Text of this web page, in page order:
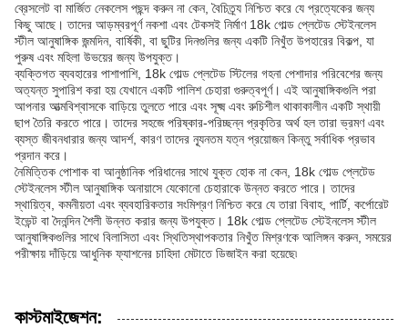
ব্রেসলেট বা মার্জিত নেকলেস পছন্দ করুন না কেন, বৈচিত্র্য নিশ্চিত করে যে প্রত্যেকের জন্য
কিছু আছে। তাদের আড়ম্বরপূর্ণ নকশা এবং টেকসই নির্মাণ 18k গোল্ড প্লেটেড স্টেইনলেস
স্টীল আনুষাঙ্গিক জন্মদিন, বার্ষিকী, বা ছুটির দিনগুলির জন্য একটি নিখুঁত উপহারের বিকল্প, যা
পুরুষ এবং মহিলা উভয়ের জন্য উপযুক্ত।
ব্যক্তিগত ব্যবহারের পাশাপাশি, 18k গোল্ড প্লেটেড স্টিলের গহনা পেশাদার পরিবেশের জন্য
অত্যন্ত সুপারিশ করা হয় যেখানে একটি পালিশ চেহারা গুরুত্বপূর্ণ। এই আনুষাঙ্গিকগুলি পরা
আপনার আত্মবিশ্বাসকে বাড়িয়ে তুলতে পারে এবং সূক্ষ্ম এবং রুচিশীল থাকাকালীন একটি স্থায়ী
ছাপ তৈরি করতে পারে। তাদের সহজে পরিষ্কার-পরিচ্ছন্ন প্রকৃতির অর্থ হল তারা ভ্রমণ এবং
ব্যস্ত জীবনধারার জন্য আদর্শ, কারণ তাদের ন্যূনতম যত্ন প্রয়োজন কিন্তু সর্বাধিক প্রভাব
প্রদান করে।
নৈমিত্তিক পোশাক বা আনুষ্ঠানিক পরিধানের সাথে যুক্ত হোক না কেন, 18k গোল্ড প্লেটেড
স্টেইনলেস স্টীল আনুষাঙ্গিক অনায়াসে যেকোনো চেহারাকে উন্নত করতে পারে। তাদের
স্থায়িত্ব, কমনীয়তা এবং ব্যবহারিকতার সংমিশ্রণ নিশ্চিত করে যে তারা বিবাহ, পার্টি, কর্পোরেট
ইভেন্ট বা দৈনন্দিন শৈলী উন্নত করার জন্য উপযুক্ত। 18k গোল্ড প্লেটেড স্টেইনলেস স্টীল
আনুষাঙ্গিকগুলির সাথে বিলাসিতা এবং স্থিতিস্থাপকতার নিখুঁত মিশ্রণকে আলিঙ্গন করুন, সময়ের
পরীক্ষায় দাঁড়িয়ে আধুনিক ফ্যাশনের চাহিদা মেটাতে ডিজাইন করা হয়েছে৷
কাস্টমাইজেশন: